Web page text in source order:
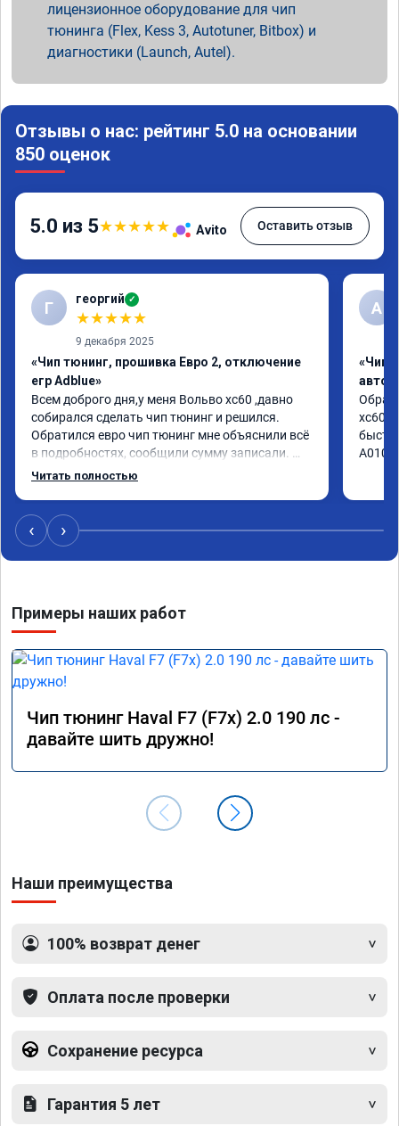
лицензионное оборудование для чип
тюнинга (Flex, Kess 3, Autotuner, Bitbox) и
диагностики (Launch, Autel).
Отзывы о нас: рейтинг 5.0 на основании
850 оценок
5.0 из 5★★★★★ Avito Оставить отзыв
Г георгий ✓
★★★★★
9 декабря 2025
«Чип тюнинг, прошивка Евро 2, отключение
егр Adblue»
Всем доброго дня,у меня Вольво xc60 ,давно
собирался сделать чип тюнинг и решился.
Обратился евро чип тюнинг мне объяснили всё
в подробностях, сообщили сумму записали.
Приехал в назначенное время 2.5 часа и
своё дело рекомендую 👍
Читать полностью
А
«Чип
xc60
‹ ›
Примеры наших работ
Чип тюнинг Haval F7 (F7x) 2.0 190 лс -
давайте шить дружно!
Наши преимущества
100% возврат денег
Оплата после проверки
Сохранение ресурса
Гарантия 5 лет